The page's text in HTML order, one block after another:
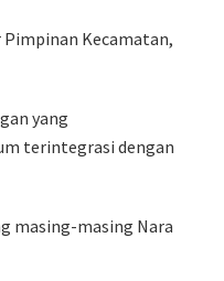
Pimpinan Kecamatan,
yang
terintegrasi dengan
masing-masing Nara